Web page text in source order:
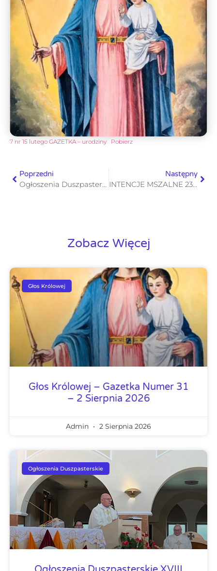
7 nr 15 lutego GAZETKA – urodziny Pobierz
Poprzedni
Ogłoszenia Duszpasterskie VI Niedziela Zwykła 15 lutego 2026
Następny
INTENCJE MSZALNE 23.02 – 01.03. 2026
Zobacz Więcej
Głos Królowej
Głos Królowej – Gazetka Numer 31
– 2 Sierpnia 2026
Admin 2 Sierpnia 2026
Ogłoszenia Duszpasterskie